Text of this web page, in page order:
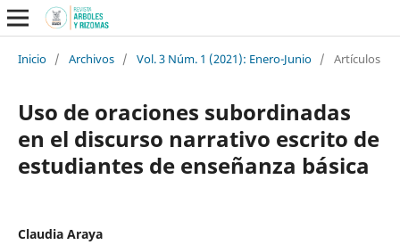
Inicio / Archivos / Vol. 3 Núm. 1 (2021): Enero-Junio / Artículos
Uso de oraciones subordinadas
en el discurso narrativo escrito de
estudiantes de enseñanza básica
Claudia Araya